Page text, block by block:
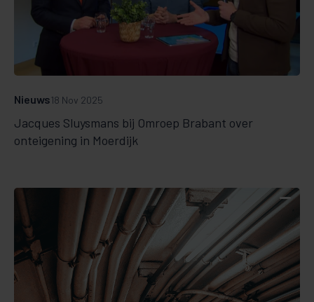
Jacques Sluysmans bij Omroep Brabant over
onteigening in Moerdijk
Nieuws18 Nov 2025